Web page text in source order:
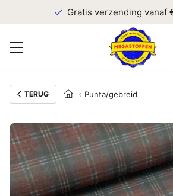
Gratis verzending vanaf
TERUG Punta/gebreid